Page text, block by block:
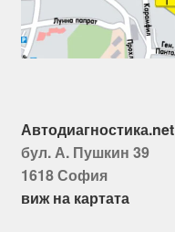
Автодиагностика.net
бул. А. Пушкин 39
1618 София
виж на картата